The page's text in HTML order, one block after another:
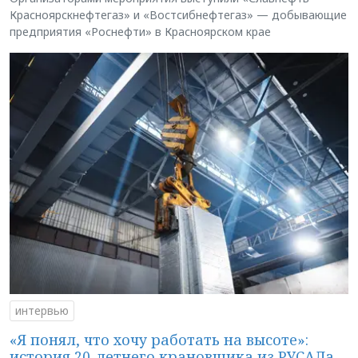
Красноярскнефтегаз» и «Востсибнефтегаз» — добывающие
предприятия «Роснефти» в Красноярском крае
интервью
«Я понял, что хочу работать на высоте»: